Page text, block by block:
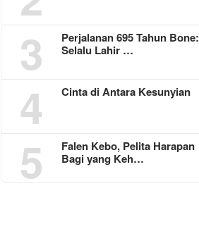
3
Perjalanan 695 Tahun Bone:
Selalu Lahir …
4 Cinta di Antara Kesunyian
5
Falen Kebo, Pelita Harapan
Bagi yang Keh…